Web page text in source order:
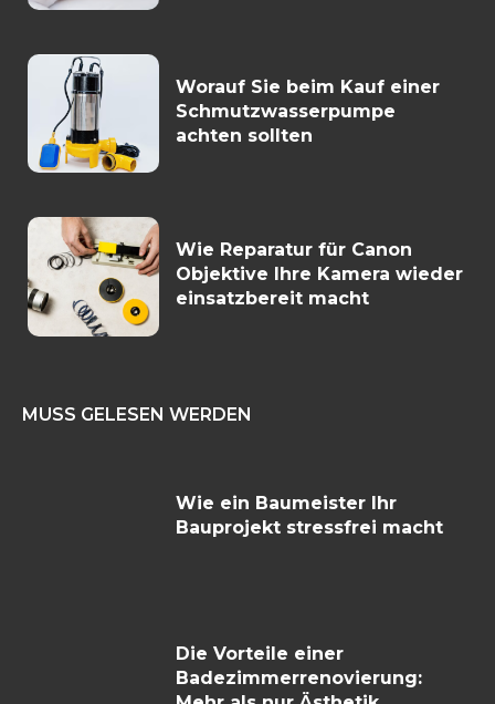
Worauf Sie beim Kauf einer
Schmutzwasserpumpe
achten sollten
Wie Reparatur für Canon
Objektive Ihre Kamera wieder
einsatzbereit macht
MUSS GELESEN WERDEN
Wie ein Baumeister Ihr
Bauprojekt stressfrei macht
Die Vorteile einer
Badezimmerrenovierung: